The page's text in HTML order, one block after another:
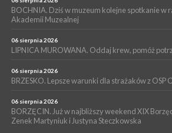
BOCHNIA. Dziś w muzeum kolejne spotkanie w
Akademii Muzealnej
06 sierpnia 2026
LIPNICA MUROWANA. Oddaj krew, pomóż
06 sierpnia 2026
BRZESKO. Lepsze warunki dla strażaków z OSP
06 sierpnia 2026
BORZĘCIN. Już w najbliższy weekend XIX
Zenek Martyniuk i Justyna Steczkowska